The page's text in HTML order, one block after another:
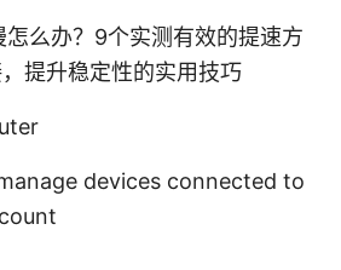
么办？9个实测有效的提速方
提升稳定性的实用技巧
devices connected to